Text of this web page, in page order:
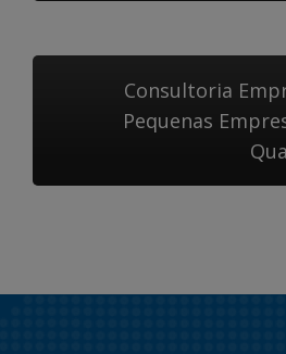
Consultoria
Pequenas